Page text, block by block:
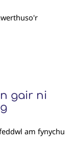
gair ni
am fynychu